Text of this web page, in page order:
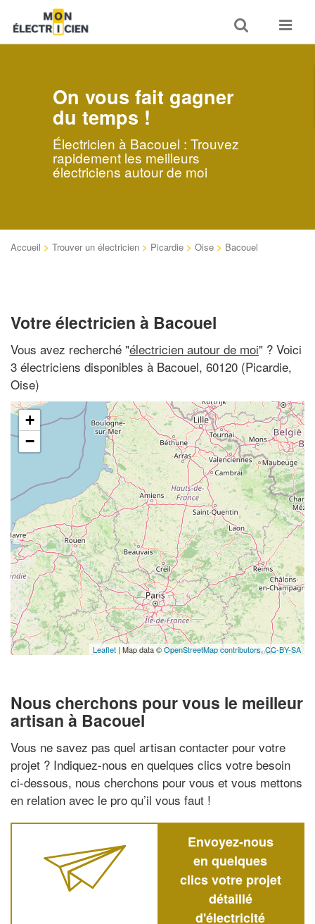
Toggle
search
Toggle
On vous fait gagner
du temps !
Électricien à Bacouel : Trouvez
rapidement les meilleurs
électriciens autour de moi
Accueil > Trouver un électricien > Picardie > Oise > Bacouel
Votre électricien à Bacouel
Vous avez recherché "électricien autour de moi" ? Voici
3 électriciens disponibles à Bacouel, 60120 (Picardie,
Oise)
+
−
Leaflet | Map data ©OpenStreetMap contributors,CC-BY-SA
Nous cherchons pour vous le meilleur
artisan à Bacouel
Vous ne savez pas quel artisan contacter pour votre
projet ? Indiquez-nous en quelques clics votre besoin
ci-dessous, nous cherchons pour vous et vous mettons
en relation avec le pro qu’il vous faut !
Envoyez-nous
en quelques
clics votre projet
détaillé
d'électricité